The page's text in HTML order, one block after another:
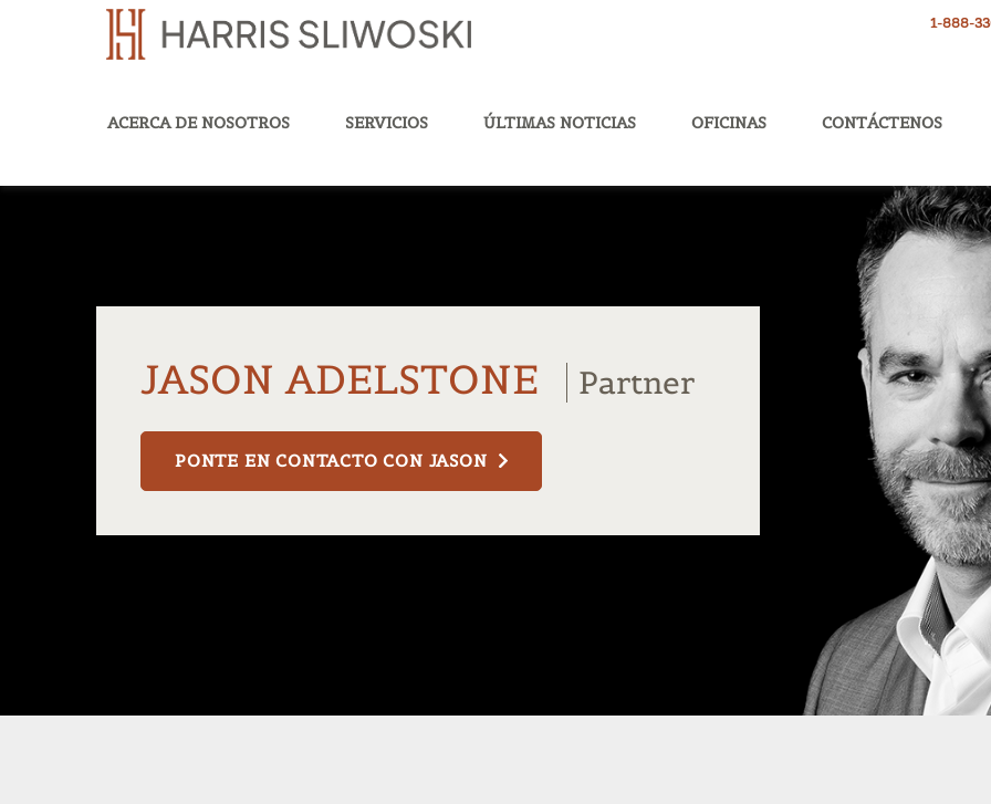
1-888-
ACERCA DE NOSOTROS SERVICIOS ÚLTIMAS NOTICIAS OFICINAS CONTÁCTENOS
JASON ADELSTONE Partner
PONTE EN CONTACTO CON JASON